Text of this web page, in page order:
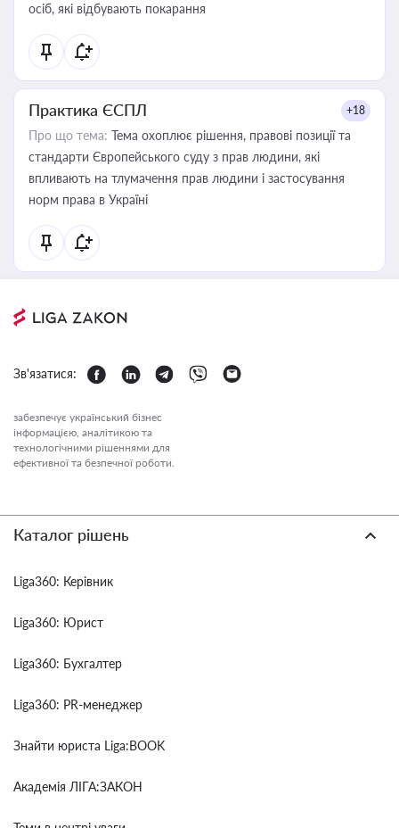
осіб, які відбувають покарання
Практика ЄСПЛ +18
Про що тема: Тема охоплює рішення, правові позиції та
стандарти Європейського суду з прав людини, які
впливають на тлумачення прав людини і застосування
норм права в Україні
Зв'язатися:
забезпечує український бізнес
інформацією, аналітикою та
технологічними рішеннями для
ефективної та безпечної роботи.
Каталог рішень
Liga360: Керівник
Liga360: Юрист
Liga360: Бухгалтер
Liga360: PR-менеджер
Знайти юриста Liga:BOOK
Академія ЛІГА:ЗАКОН